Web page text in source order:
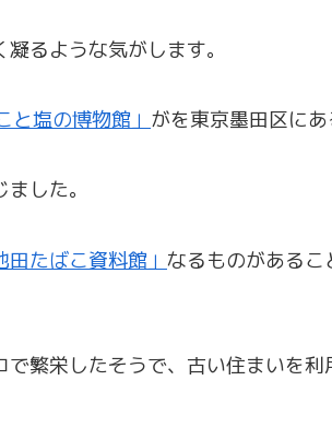
るような気がします。
と塩の博物館」 がを東京墨田区に
した。
田たばこ資料館」 なるものがあるこ
繁栄したそうで、古い住まいを利